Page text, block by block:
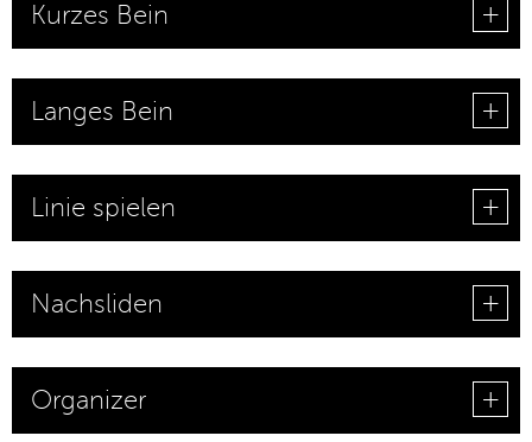
Kurzes Bein
Langes Bein
Linie spielen
Nachsliden
Organizer